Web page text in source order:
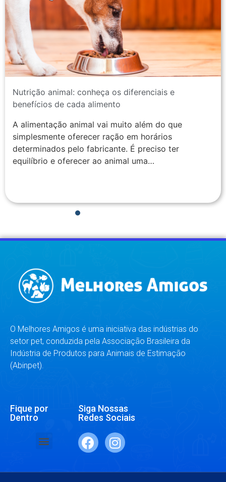
Nutrição animal: conheça os diferenciais e
benefícios de cada alimento
A alimentação animal vai muito além do que
simplesmente oferecer ração em horários
determinados pelo fabricante. É preciso ter
equilíbrio e oferecer ao animal uma…
O Melhores Amigos é uma iniciativa das indústrias do
setor pet, conduzida pela Associação Brasileira da
Indústria de Produtos para Animais de Estimação
(Abinpet).
Fique por
Dentro
Siga Nossas
Redes Sociais